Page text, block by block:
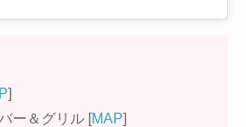
]
ー＆グリル [MAP]